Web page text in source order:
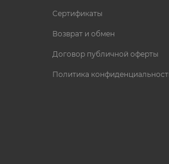
Сертификаты
Возврат и обмен
Договор публичной оферты
Политика